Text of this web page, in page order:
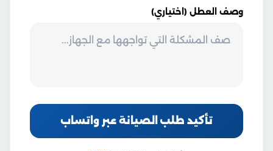
وصف العطل (اختياري)
تأكيد طلب الصيانة عبر واتساب